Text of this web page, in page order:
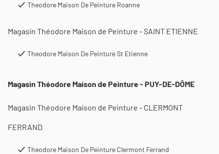
Theodore Maison De Peinture Roanne
Magasin Théodore Maison de Peinture - SAINT ETIENNE
Theodore Maison De Peinture St Etienne
Magasin Théodore Maison de Peinture - PUY-DE-DÔME
Magasin Théodore Maison de Peinture - CLERMONT
FERRAND
Theodore Maison De Peinture Clermont Ferrand